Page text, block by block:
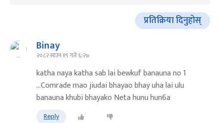
प्रतिक्रिया दिनुहोस्
Binay
२०८२ साउन १९ गते ६:२७
katha naya katha sab lai bewkuf banauna no 1
...Comrade mao jiudai bhayao bhay uha lai ulu
banauna khubi bhayako Neta hunu hun6a
Reply